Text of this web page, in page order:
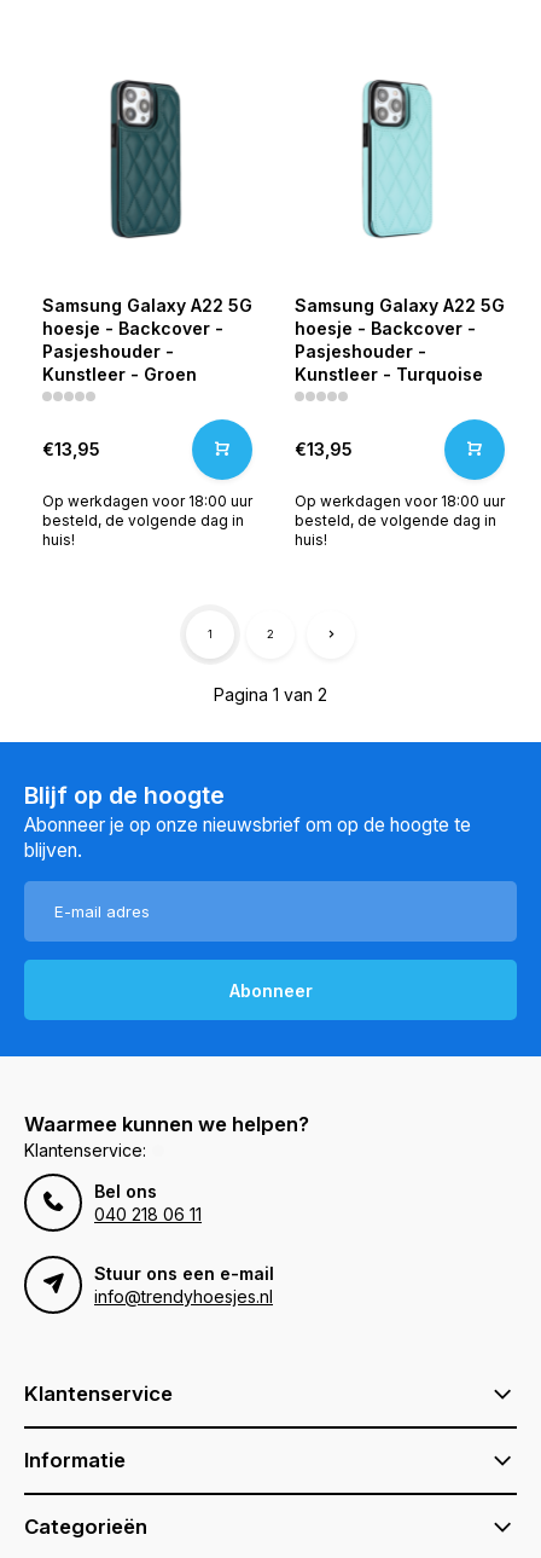
Samsung Galaxy A22 5G
hoesje - Backcover -
Pasjeshouder -
Kunstleer - Groen
€13,95
Op werkdagen voor 18:00 uur
besteld, de volgende dag in
huis!
Samsung Galaxy A22 5G
hoesje - Backcover -
Pasjeshouder -
Kunstleer - Turquoise
€13,95
Op werkdagen voor 18:00 uur
besteld, de volgende dag in
huis!
Pagina 1 van 2
1 2
Blijf op de hoogte
Abonneer je op onze nieuwsbrief om op de hoogte te
blijven.
Abonneer
Waarmee kunnen we helpen?
Klantenservice:
Bel ons
040 218 06 11
Stuur ons een e-mail
info@trendyhoesjes.nl
Klantenservice
Informatie
Categorieën